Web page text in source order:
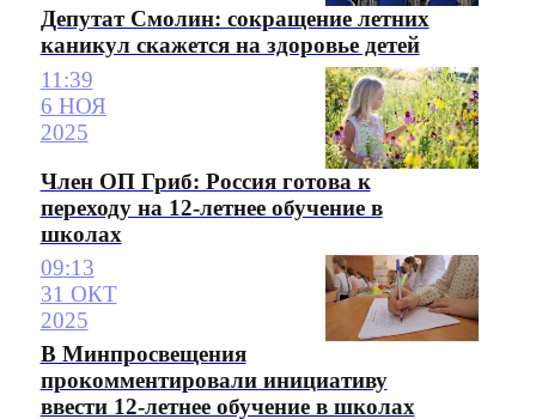
Депутат Смолин: сокращение летних
каникул скажется на здоровье детей
11:39
6 НОЯ
2025
Член ОП Гриб: Россия готова к
переходу на 12-летнее обучение в
школах
09:13
31 ОКТ
2025
В Минпросвещения
прокомментировали инициативу
ввести 12-летнее обучение в школах